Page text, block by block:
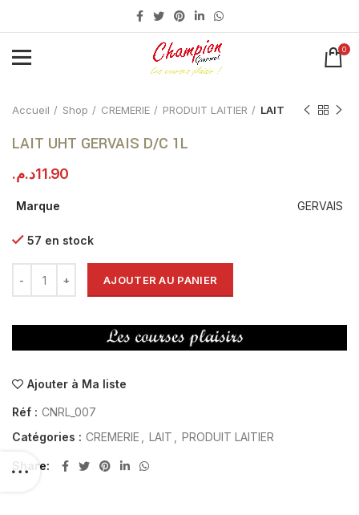
0
Accueil Shop CREMERIE PRODUIT LAITIER LAIT
LAIT UHT GERVAIS D/C 1L
11.90د.م.
Marque GERVAIS
57 en stock
AJOUTER AU PANIER
Ajouter à Ma liste
Réf : CNRL_007
Catégories : CREMERIE LAIT PRODUIT LAITIER
Share